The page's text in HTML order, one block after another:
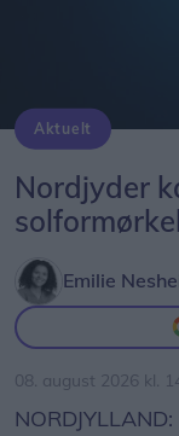
Aktuelt
Nordjyder
Emilie
08. august 2026 kl.